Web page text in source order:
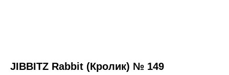
JIBBITZ Rabbit (Кролик) № 149